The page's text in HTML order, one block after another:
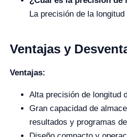
La precisión de la
Ventajas y
Ventajas:
Alta precisión de longitud
Gran capacidad de
resultados y programas